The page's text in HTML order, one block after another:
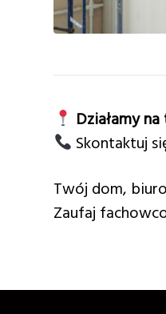
Działamy
Skontaktuj
Twój dom,
Zaufaj